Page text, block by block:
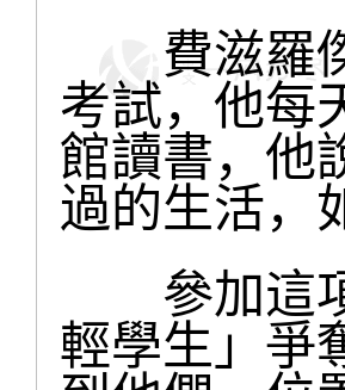
費滋羅傑
考試，他每
館讀書，他
過的生活，
參加這項
輕學生」爭